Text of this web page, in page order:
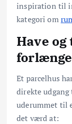
inspiration til
kategori om
Have
Et parcelhus
direkte
uderummet til
det værd at: